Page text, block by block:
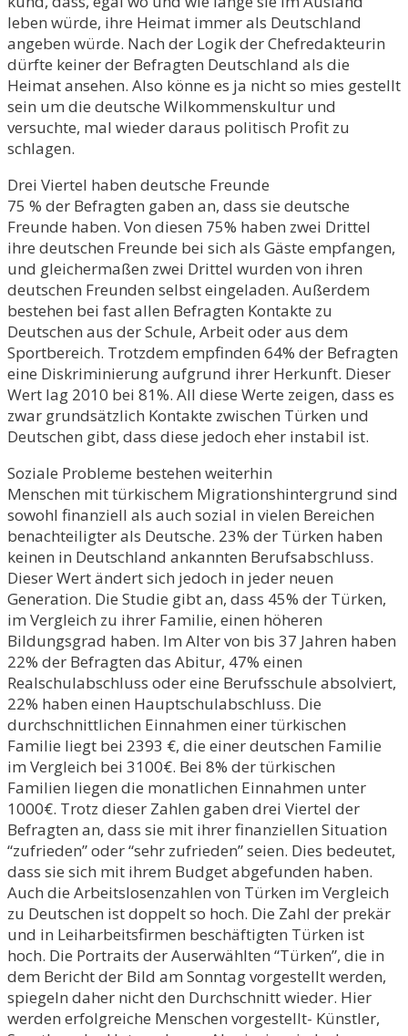
leben würde, ihre Heimat immer als Deutschland
angeben würde. Nach der Logik der Chefredakteurin
dürfte keiner der Befragten Deutschland als die
Heimat ansehen. Also könne es ja nicht so mies gestellt
sein um die deutsche Wilkommenskultur und
versuchte, mal wieder daraus politisch Profit zu
schlagen.
Drei Viertel haben deutsche Freunde
75 % der Befragten gaben an, dass sie deutsche
Freunde haben. Von diesen 75% haben zwei Drittel
ihre deutschen Freunde bei sich als Gäste empfangen,
und gleichermaßen zwei Drittel wurden von ihren
deutschen Freunden selbst eingeladen. Außerdem
bestehen bei fast allen Befragten Kontakte zu
Deutschen aus der Schule, Arbeit oder aus dem
Sportbereich. Trotzdem empfinden 64% der Befragten
eine Diskriminierung aufgrund ihrer Herkunft. Dieser
Wert lag 2010 bei 81%. All diese Werte zeigen, dass es
zwar grundsätzlich Kontakte zwischen Türken und
Deutschen gibt, dass diese jedoch eher instabil ist.
Soziale Probleme bestehen weiterhin
Menschen mit türkischem Migrationshintergrund sind
sowohl finanziell als auch sozial in vielen Bereichen
benachteiligter als Deutsche. 23% der Türken haben
keinen in Deutschland ankannten Berufsabschluss.
Dieser Wert ändert sich jedoch in jeder neuen
Generation. Die Studie gibt an, dass 45% der Türken,
im Vergleich zu ihrer Familie, einen höheren
Bildungsgrad haben. Im Alter von bis 37 Jahren haben
22% der Befragten das Abitur, 47% einen
Realschulabschluss oder eine Berufsschule absolviert,
22% haben einen Hauptschulabschluss. Die
durchschnittlichen Einnahmen einer türkischen
Familie liegt bei 2393 €, die einer deutschen Familie
im Vergleich bei 3100€. Bei 8% der türkischen
Familien liegen die monatlichen Einnahmen unter
1000€. Trotz dieser Zahlen gaben drei Viertel der
Befragten an, dass sie mit ihrer finanziellen Situation
“zufrieden” oder “sehr zufrieden” seien. Dies bedeutet,
dass sie sich mit ihrem Budget abgefunden haben.
Auch die Arbeitslosenzahlen von Türken im Vergleich
zu Deutschen ist doppelt so hoch. Die Zahl der prekär
und in Leiharbeitsfirmen beschäftigten Türken ist
hoch. Die Portraits der Auserwählten “Türken”, die in
dem Bericht der Bild am Sonntag vorgestellt werden,
spiegeln daher nicht den Durchschnitt wieder. Hier
werden erfolgreiche Menschen vorgestellt- Künstler,